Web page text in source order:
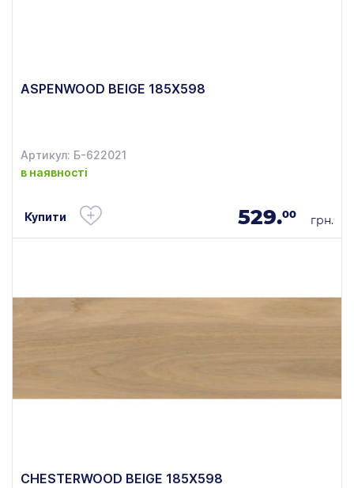
ASPENWOOD BEIGE 185X598
Артикул: Б-622021
в наявності
Купити 529.00 грн.
CHESTERWOOD BEIGE 185X598